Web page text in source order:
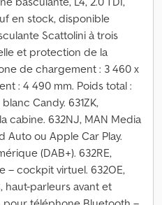
en stock, disponible
Scattolini à trois
et protection de la
de chargement : 3 460 x
: 4 490 mm. Poids total :
Candy. 631ZK,
cabine. 632NJ, MAN Media
Auto ou Apple Car Play.
(DAB+). 632RE,
cockpit virtuel. 632OE,
haut-parleurs avant et